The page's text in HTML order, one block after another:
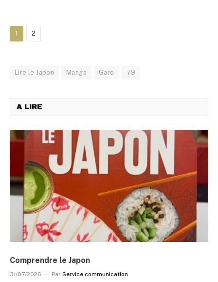
1 2
Lire le Japon Manga Garo 79
A LIRE
Comprendre le Japon
31/07/2026 Par Service communication